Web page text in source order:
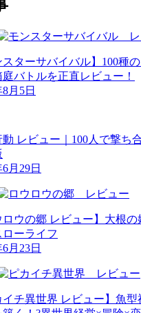
スターサバイバル】100種
バトルを正直レビュー！
月5日
動 レビュー｜100人で撃ち
月29日
ロウの郷 レビュー】大根
ーライフ
月23日
イチ異世界 レビュー】魚